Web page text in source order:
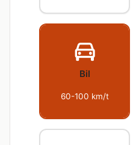
Bil
60-100 km/t